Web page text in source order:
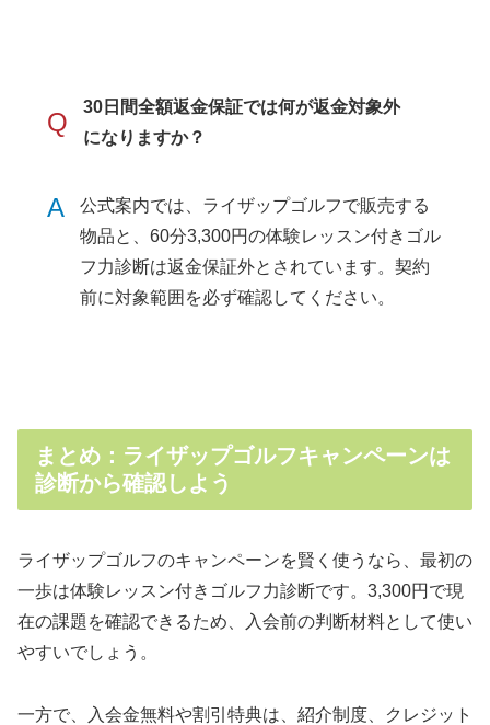
Q
30日間全額返金保証では何が返金対象外
になりますか？
A
公式案内では、ライザップゴルフで販売する
物品と、60分3,300円の体験レッスン付きゴル
フ力診断は返金保証外とされています。契約
前に対象範囲を必ず確認してください。
まとめ：ライザップゴルフキャンペーンは
診断から確認しよう
ライザップゴルフのキャンペーンを賢く使うなら、最初の
一歩は体験レッスン付きゴルフ力診断です。3,300円で現
在の課題を確認できるため、入会前の判断材料として使い
やすいでしょう。
一方で、入会金無料や割引特典は、紹介制度、クレジット